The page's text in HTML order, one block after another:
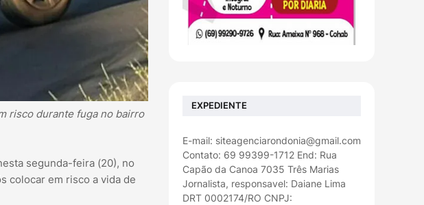
risco durante fuga no bairro
segunda-feira (20), no
colocar em risco a vida de
EXPEDIENTE
E-mail: siteagenciarondonia@gmail.com
Contato: 69 99399-1712 End: Rua
Capão da Canoa 7035 Três Marias
Jornalista, responsavel: Daiane Lima
DRT 0002174/RO CNPJ: